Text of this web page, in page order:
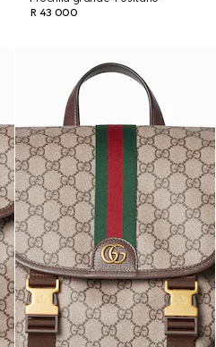
R 43 000